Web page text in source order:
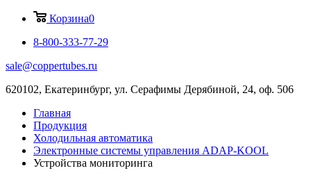
Корзина0
8-800-333-77-29
sale@coppertubes.ru
620102, Екатеринбург, ул. Серафимы Дерябиной, 24, оф. 506
Главная
Продукция
Холодильная автоматика
Электронные системы управления ADAP-KOOL
Устройства мониторинга